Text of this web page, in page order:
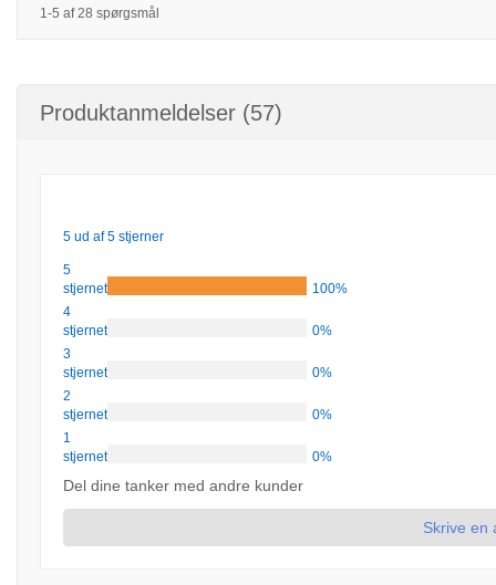
1-5 af 28 spørgsmål
Produktanmeldelser (57)
5 ud af 5 stjerner
5
stjernet
100%
4
stjernet
0%
3
stjernet
0%
2
stjernet
0%
1
stjernet
0%
Del dine tanker med andre kunder
Skrive en